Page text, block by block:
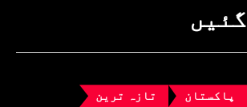
گئیں
پاکستان تازہ ترین